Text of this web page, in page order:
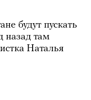
будут пускать
назад там
Наталья